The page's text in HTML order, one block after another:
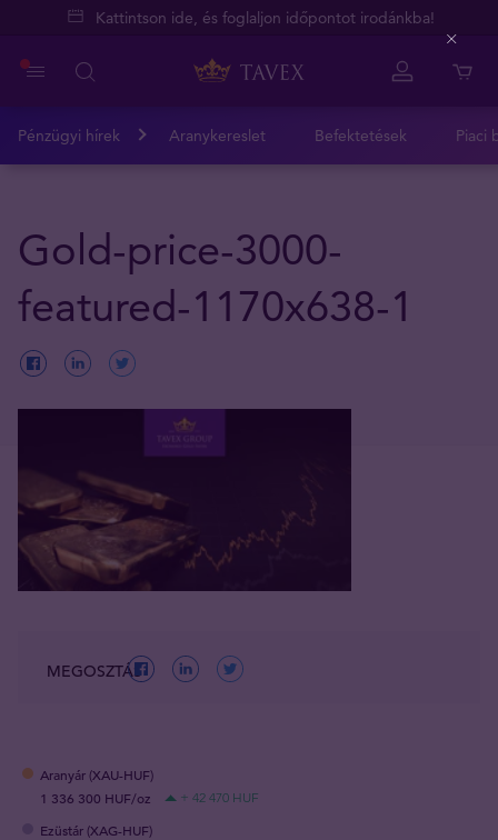
Kattintson ide, és foglaljon időpontot irodánkba!
Pénzügyi hírek Aranykereslet Befektetések Piaci
Gold-price-3000-
featured-1170x638-1
MEGOSZTÁS
Aranyár (XAU-HUF)
1 336 300 HUF/oz
+ 42 470 HUF
Ezüstár (XAG-HUF)
Close